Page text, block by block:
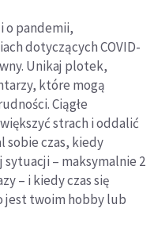
o pandemii,
dotyczących COVID-
Unikaj plotek,
które mogą
Ciągłe
strach i oddalić
sobie czas, kiedy
sytuacji – maksymalnie 2
– i kiedy czas się
jest twoim hobby lub